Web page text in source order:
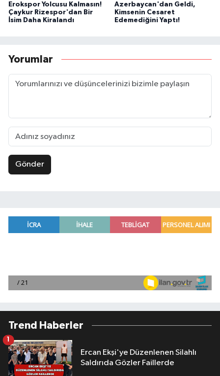
Erokspor Yolcusu Kalmasın!
Çaykur Rizespor'dan Bir
İsim Daha Kiralandı
Azerbaycan'dan Geldi,
Kimsenin Cesaret
Edemediğini Yaptı!
Yorumlar
Gönder
Trend Haberler
Ercan Ekşi'ye Düzenlenen Silahlı
Saldırıda Gözler Faillerde
1